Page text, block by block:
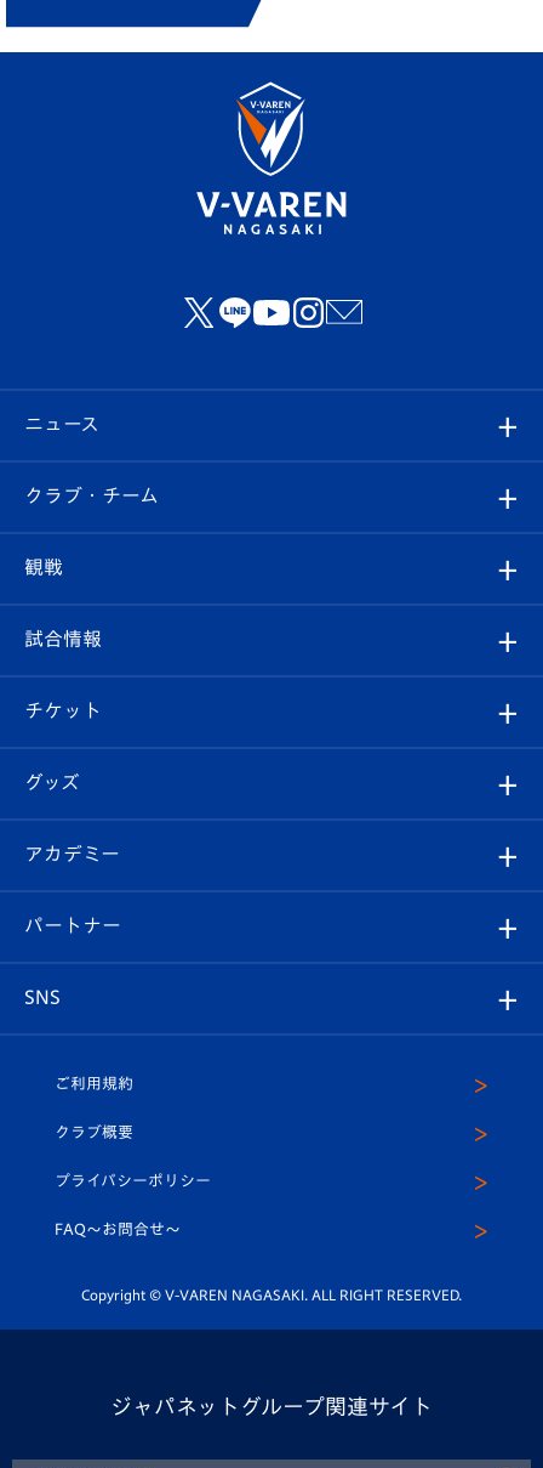
ニュース
すべて
クラブ
試合情報
チケット
イベント
メディア
ホームタウン
クラブ・チーム
クラブ概要
エンブレム紹介
スタッフプロフィール
マスコット紹介
平和祈念活動
ホームタウン活動
観戦
観戦ルール
はじめての観戦ガイド
Revive Team
ヴィヴィくんの長崎おもてなしガイド
試合情報
試合日程/結果
フォトギャラリー
スタジアムグルメ
チケット
チケット
V-LOVERS（ファンクラブ）
プレイヤーズスイート
グッズ
オンラインショップ
店舗情報
アカデミー
育成からのお知らせ
U-18
スクール
パートナー
SNS
ヴィヴィくんインスタグラム
公式LINE＠
ご利用規約
クラブ概要
プライバシーポリシー
FAQ〜お問合せ〜
Copyright © V-VAREN NAGASAKI. ALL RIGHT RESERVED.
ジャパネットグループ関連サイト